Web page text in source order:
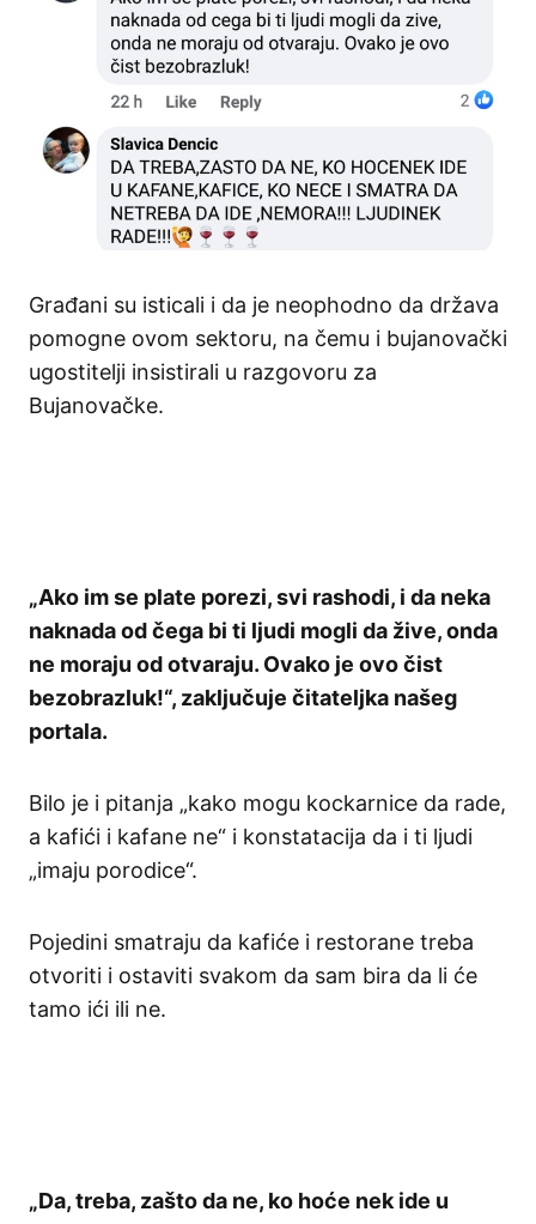
Građani su isticali i da je neophodno da država
pomogne ovom sektoru, na čemu i bujanovački
ugostitelji insistirali u razgovoru za
Bujanovačke.
„Ako im se plate porezi, svi rashodi, i da neka
naknada od čega bi ti ljudi mogli da žive, onda
ne moraju od otvaraju. Ovako je ovo čist
bezobrazluk!“, zaključuje čitateljka našeg
portala.
Bilo je i pitanja „kako mogu kockarnice da rade,
a kafići i kafane ne“ i konstatacija da i ti ljudi
„imaju porodice“.
Pojedini smatraju da kafiće i restorane treba
otvoriti i ostaviti svakom da sam bira da li će
tamo ići ili ne.
„Da, treba, zašto da ne, ko hoće nek ide u